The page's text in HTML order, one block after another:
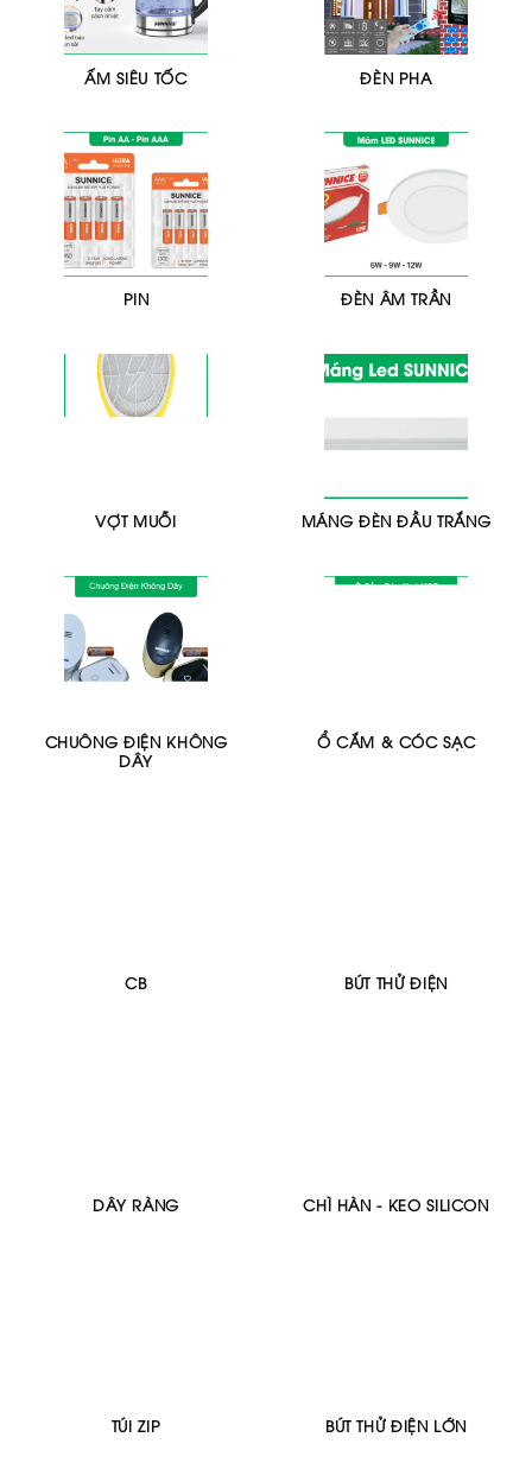
ẤM SIÊU TỐC ĐÈN PHA
PIN ĐÈN ÂM TRẦN
VỢT MUỖI MÁNG ĐÈN ĐẦU TRẮNG
CHUÔNG ĐIỆN KHÔNG
DÂY
Ổ CẮM & CÓC SẠC
CB BÚT THỬ ĐIỆN
DÂY RÀNG CHÌ HÀN - KEO SILICON
TÚI ZIP BÚT THỬ ĐIỆN LỚN